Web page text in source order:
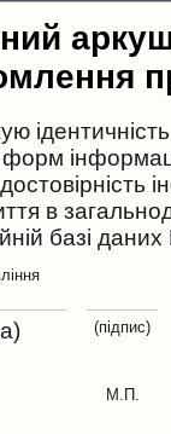
форм
достовірність
в
базі даних
(підпис)
М.П.